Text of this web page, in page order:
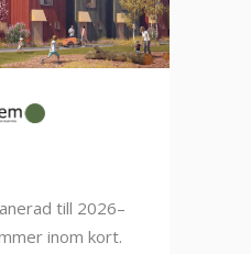
till 2026–
inom kort.